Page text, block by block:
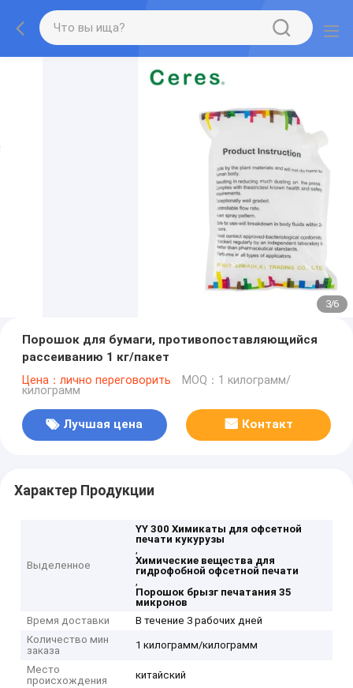
3/6
Порошок для бумаги, противопоставляющийся
рассеиванию 1 кг/пакет
Цена：лично переговорить MOQ：1 килограмм/
килограмм
Лучшая цена Контакт
Характер Продукции
Выделенное
YY 300 Химикаты для офсетной
печати кукурузы
,
Химические вещества для
гидрофобной офсетной печати
,
Порошок брызг печатания 35
микронов
Время доставки
В течение 3 рабочих дней
Количество мин
заказа
1 килограмм/килограмм
Место
происхождения
китайский